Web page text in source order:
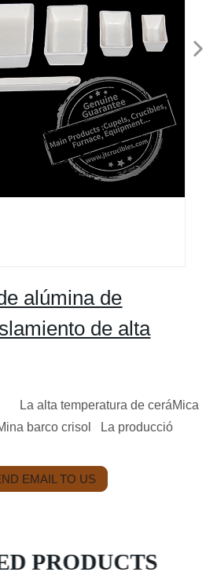
alúmina de
de alta
La alta temperatura de ceráMica
barco crisol La producció
EMAIL TO US
PRODUCTS